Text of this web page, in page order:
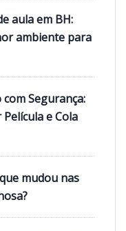
aula em BH:
ambiente para
Segurança:
e Cola
mudou nas